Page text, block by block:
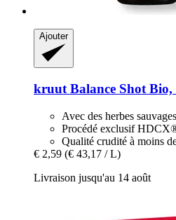
Ajouter
kruut Balance Shot Bio,
Avec des herbes
Procédé exclusif
Qualité crudité à moins
€ 2,59 (€ 43,17 / L)
Livraison jusqu'au 14 août